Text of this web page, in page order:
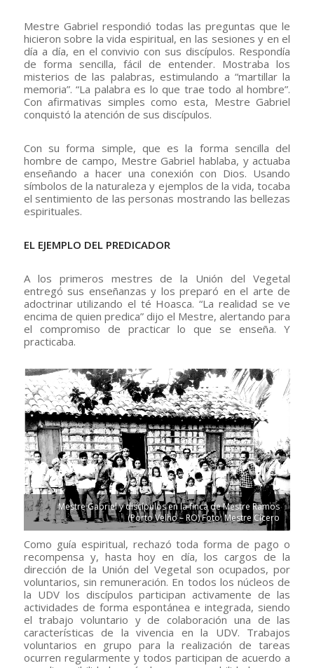
Mestre Gabriel respondió todas las preguntas que le
hicieron sobre la vida espiritual, en las sesiones y en el
día a día, en el convivio con sus discípulos. Respondía
de forma sencilla, fácil de entender. Mostraba los
misterios de las palabras, estimulando a “martillar la
memoria”. “La palabra es lo que trae todo al hombre”.
Con afirmativas simples como esta, Mestre Gabriel
conquistó la atención de sus discípulos.
Con su forma simple, que es la forma sencilla del
hombre de campo, Mestre Gabriel hablaba, y actuaba
enseñando a hacer una conexión con Dios. Usando
símbolos de la naturaleza y ejemplos de la vida, tocaba
el sentimiento de las personas mostrando las bellezas
espirituales.
EL EJEMPLO DEL PREDICADOR
A los primeros mestres de la Unión del Vegetal
entregó sus enseñanzas y los preparó en el arte de
adoctrinar utilizando el té Hoasca. “La realidad se ve
encima de quien predica” dijo el Mestre, alertando para
el compromiso de practicar lo que se enseña. Y
practicaba.
Mestre Gabriel y discípulos en la finca de Mestre Ramos
(Porto Velho – RO) Foto: Mestre Cícero
Como guía espiritual, rechazó toda forma de pago o
recompensa y, hasta hoy en día, los cargos de la
dirección de la Unión del Vegetal son ocupados, por
voluntarios, sin remuneración. En todos los núcleos de
la UDV los discípulos participan activamente de las
actividades de forma espontánea e integrada, siendo
el trabajo voluntario y de colaboración una de las
características de la vivencia en la UDV. Trabajos
voluntarios en grupo para la realización de tareas
ocurren regularmente y todos participan de acuerdo a